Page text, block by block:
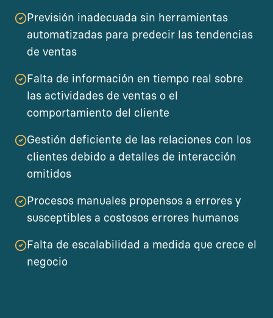
Previsión inadecuada sin herramientas
automatizadas para predecir las tendencias
de ventas
Falta de información en tiempo real sobre
las actividades de ventas o el
comportamiento del cliente
Gestión deficiente de las relaciones con los
clientes debido a detalles de interacción
omitidos
Procesos manuales propensos a errores y
susceptibles a costosos errores humanos
Falta de escalabilidad a medida que crece el
negocio